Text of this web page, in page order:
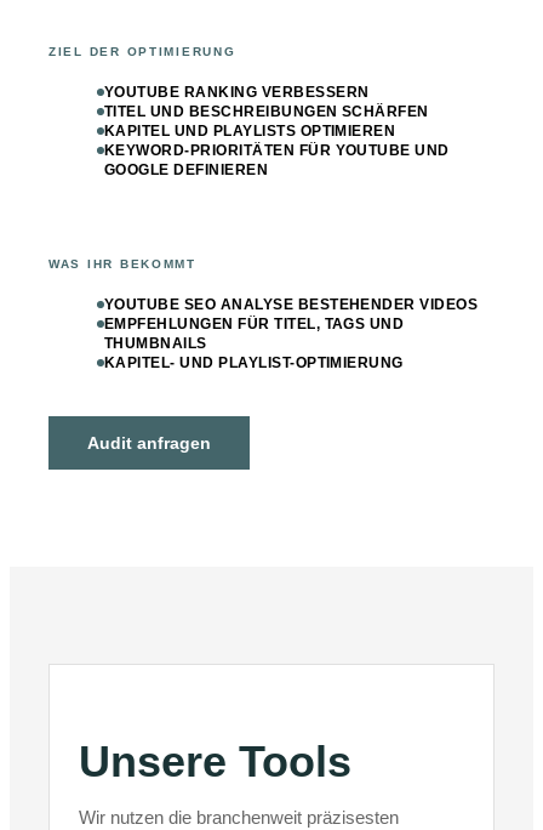
ZIEL DER OPTIMIERUNG
YOUTUBE RANKING VERBESSERN
TITEL UND BESCHREIBUNGEN SCHÄRFEN
KAPITEL UND PLAYLISTS OPTIMIEREN
KEYWORD-PRIORITÄTEN FÜR YOUTUBE UND
GOOGLE DEFINIEREN
WAS IHR BEKOMMT
YOUTUBE SEO ANALYSE BESTEHENDER VIDEOS
EMPFEHLUNGEN FÜR TITEL, TAGS UND
THUMBNAILS
KAPITEL- UND PLAYLIST-OPTIMIERUNG
Audit anfragen
Unsere Tools
Wir nutzen die branchenweit präzisesten